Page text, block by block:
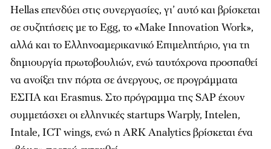
Hellas επενδύει στις συνεργασίες, γι’ αυτό και βρίσκεται
σε συζητήσεις µε το Egg, το «Make Innovation Work»,
αλλά και το Ελληνοαµερικανικό Επιµελητήριο, για τη
δηµιουργία πρωτοβουλιών, ενώ ταυτόχρονα προσπαθεί
να ανοίξει την πόρτα σε άνεργους, σε προγράµµατα
ΕΣΠΑ και Erasmus. Στο πρόγραµµα της SAP έχουν
συµµετάσχει οι ελληνικές startups Warply, Intelen,
Intale, ICT wings, ενώ η ARK Analytics βρίσκεται ένα